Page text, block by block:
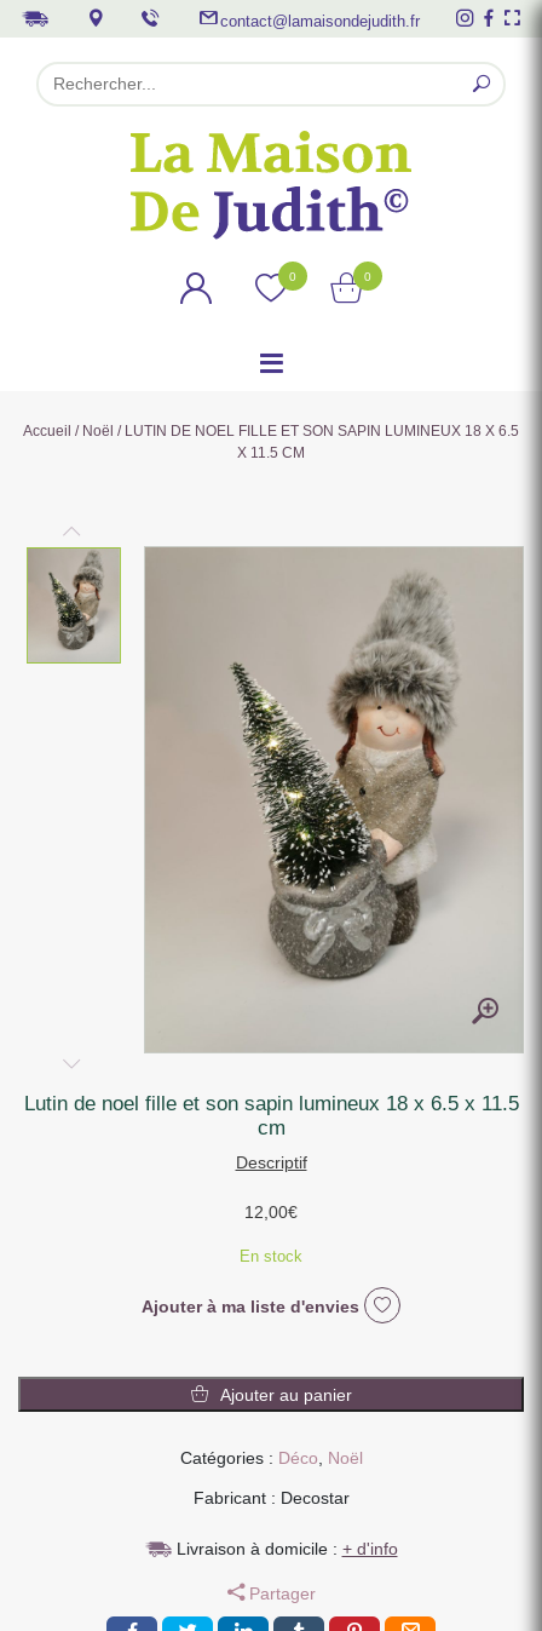
contact@lamaisondejudith.fr
0 0
Accueil / Noël / LUTIN DE NOEL FILLE ET SON SAPIN LUMINEUX 18 X 6.5
X 11.5 CM
lutin de noel fille et son sapin lumineux 18 x 6.5 x 11.5
cm
Descriptif
12,00€
En stock
Ajouter à ma liste d'envies
de
LUTIN
NOEL
FILLE
SON
LUMINEUX
18
Ajouter au panier
Catégories : Déco, Noël
Fabricant : Decostar
Livraison à domicile : + d'info
Partager